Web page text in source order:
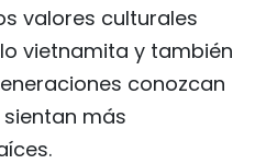
valores culturales
vietnamita y también
conozcan
más